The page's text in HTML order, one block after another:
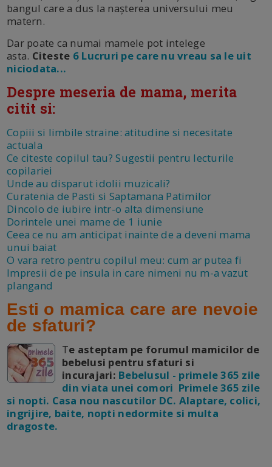
bangul care a dus la nașterea universului meu
matern.
Dar poate ca numai mamele pot intelege
asta. Citeste 6 Lucruri pe care nu vreau sa le uit
niciodata...
Despre meseria de mama, merita
citit si:
Copiii si limbile straine: atitudine si necesitate
actuala
Ce citeste copilul tau? Sugestii pentru lecturile
copilariei
Unde au disparut idolii muzicali?
Curatenia de Pasti si Saptamana Patimilor
Dincolo de iubire intr-o alta dimensiune
Dorintele unei mame de 1 iunie
Ceea ce nu am anticipat inainte de a deveni mama
unui baiat
O vara retro pentru copilul meu: cum ar putea fi
Impresii de pe insula in care nimeni nu m-a vazut
plangand
Esti o mamica care are nevoie
de sfaturi?
Te asteptam pe forumul mamicilor de
bebelusi pentru sfaturi si
incurajari: Bebelusul - primele 365 zile
din viata unei comori Primele 365 zile
si nopti. Casa nou nascutilor DC. Alaptare, colici,
ingrijire, baite, nopti nedormite si multa
dragoste.